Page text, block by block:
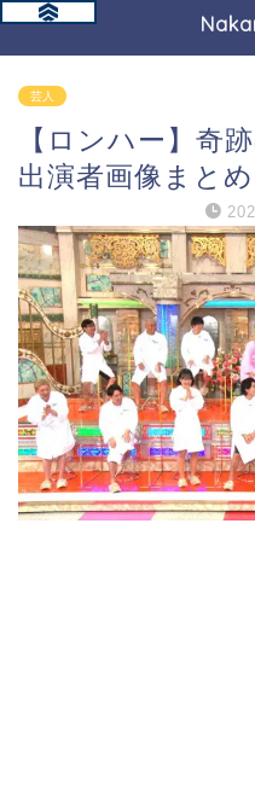
芸人
【ロンハー】奇
出演者画像まと